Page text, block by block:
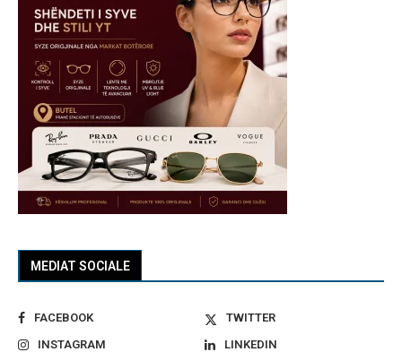
MEDIAT SOCIALE
FACEBOOK
TWITTER
INSTAGRAM
LINKEDIN